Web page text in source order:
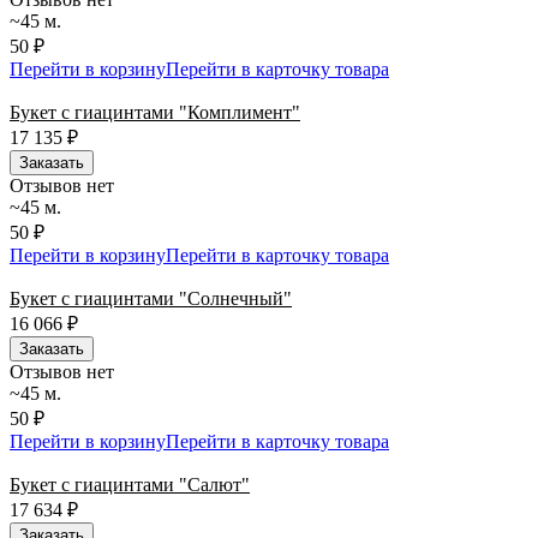
~45 м.
50 ₽
Перейти в корзинуПерейти в карточку товара
Букет с гиацинтами "Комплимент"
17 135 ₽
Заказать
Отзывов нет
~45 м.
50 ₽
Перейти в корзинуПерейти в карточку товара
Букет с гиацинтами "Солнечный"
16 066 ₽
Заказать
Отзывов нет
~45 м.
50 ₽
Перейти в корзинуПерейти в карточку товара
Букет с гиацинтами "Салют"
17 634 ₽